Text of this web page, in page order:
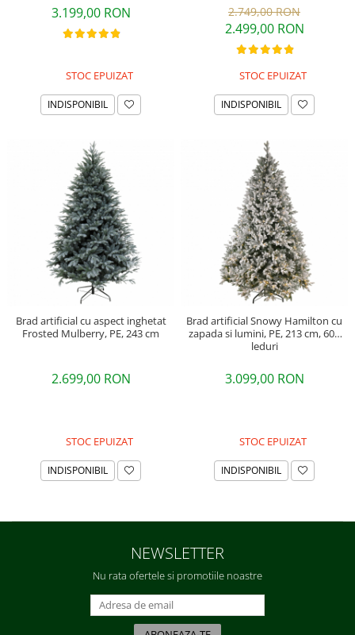
3.199,00 RON
STOC EPUIZAT
INDISPONIBIL
2.749,00 RON
2.499,00 RON
STOC EPUIZAT
INDISPONIBIL
Brad artificial cu aspect inghetat
Frosted Mulberry, PE, 243 cm
2.699,00 RON
STOC EPUIZAT
INDISPONIBIL
Brad artificial Snowy Hamilton cu
zapada si lumini, PE, 213 cm, 600
leduri
3.099,00 RON
STOC EPUIZAT
INDISPONIBIL
NEWSLETTER
Nu rata ofertele si promotiile noastre